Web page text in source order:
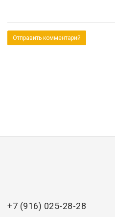
+7 (916) 025-28-28